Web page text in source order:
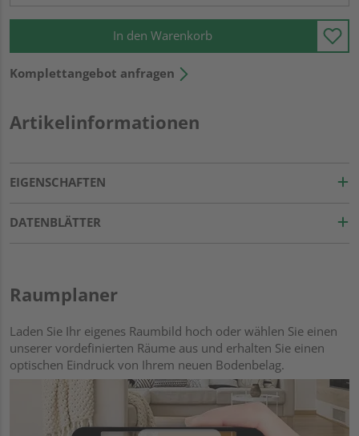
In den Warenkorb
Komplettangebot anfragen
Artikelinformationen
EIGENSCHAFTEN
DATENBLÄTTER
Raumplaner
Laden Sie Ihr eigenes Raumbild hoch oder wählen Sie einen
unserer vordefinierten Räume aus und erhalten Sie einen
optischen Eindruck von Ihrem neuen Bodenbelag.